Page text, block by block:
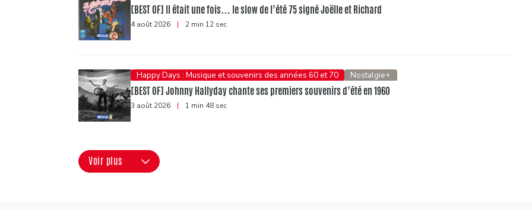
[BEST OF] Il était une fois… le slow de l’été 75 signé Joëlle et Richard
4 août 2026 | 2 min 12 sec
Happy Days : Musique et souvenirs des années 60 et 70 Nostalgie+
[BEST OF] Johnny Hallyday chante ses premiers souvenirs d’été en 1960
3 août 2026 | 1 min 48 sec
Voir plus